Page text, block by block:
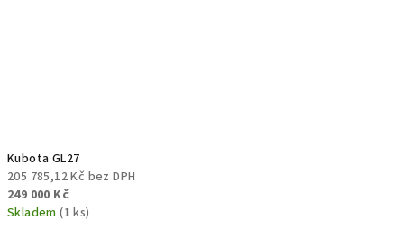
Kubota GL27
205 785,12 Kč bez DPH
249 000 Kč
Skladem(1 ks)